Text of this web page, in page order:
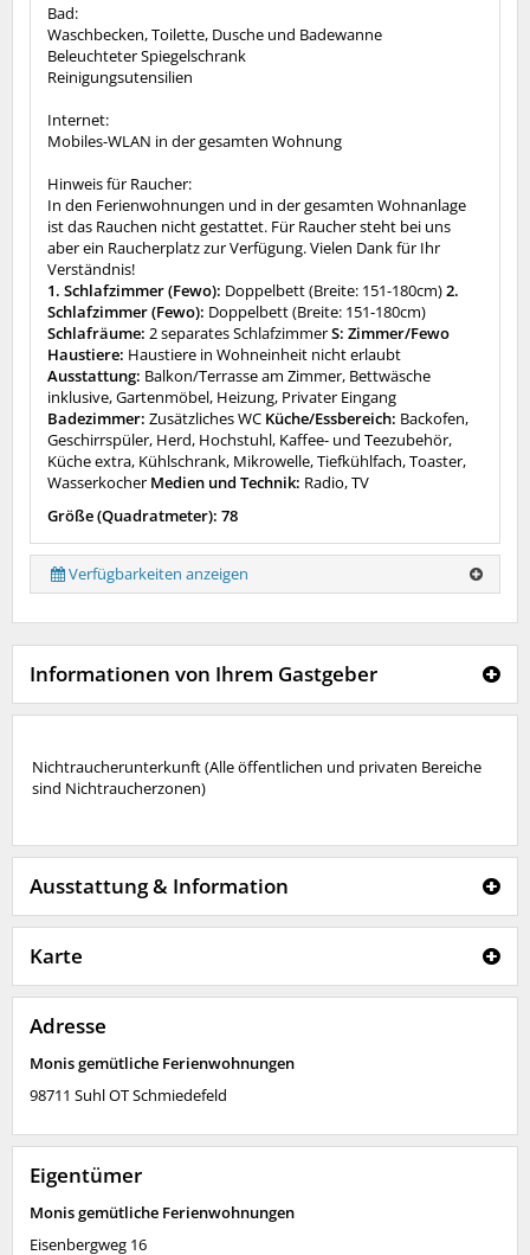
Bad:
Waschbecken, Toilette, Dusche und Badewanne
Beleuchteter Spiegelschrank
Reinigungsutensilien
Internet:
Mobiles-WLAN in der gesamten Wohnung
Hinweis für Raucher:
In den Ferienwohnungen und in der gesamten Wohnanlage
ist das Rauchen nicht gestattet. Für Raucher steht bei uns
aber ein Raucherplatz zur Verfügung. Vielen Dank für Ihr
Verständnis!
1. Schlafzimmer (Fewo): Doppelbett (Breite: 151-180cm)2.
Schlafzimmer (Fewo): Doppelbett (Breite: 151-180cm)
Schlafräume: 2 separates SchlafzimmerS: Zimmer/Fewo
Haustiere: Haustiere in Wohneinheit nicht erlaubt
Ausstattung: Balkon/Terrasse am Zimmer, Bettwäsche
inklusive, Gartenmöbel, Heizung, Privater Eingang
Badezimmer: Zusätzliches WC Küche/Essbereich: Backofen,
Geschirrspüler, Herd, Hochstuhl, Kaffee- und Teezubehör,
Küche extra, Kühlschrank, Mikrowelle, Tiefkühlfach, Toaster,
Wasserkocher Medien und Technik: Radio, TV
Größe (Quadratmeter): 78
Verfügbarkeiten anzeigen
Informationen von Ihrem Gastgeber
Nichtraucherunterkunft (Alle öffentlichen und privaten Bereiche
sind Nichtraucherzonen)
Ausstattung & Information
Karte
Adresse
Monis gemütliche Ferienwohnungen
98711 Suhl OT Schmiedefeld
Eigentümer
Monis gemütliche Ferienwohnungen
Eisenbergweg 16